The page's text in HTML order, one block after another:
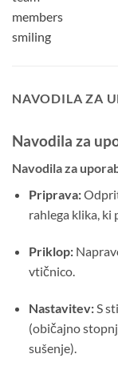
NAVODILA ZA
Navodila za
Navodila za
Priprava:
rahlega klika, ki
Priklop:
vtičnico.
Nastavitev:S
(običajno
sušenje).